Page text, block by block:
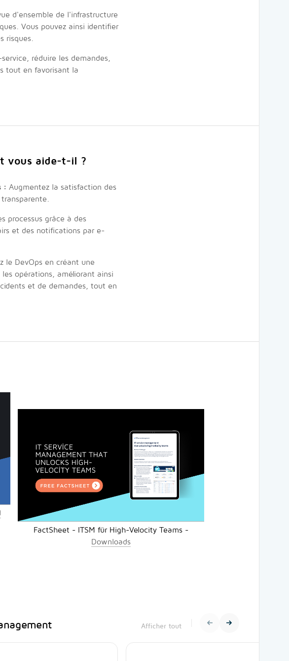
d'ensemble de l'infrastructure
Vous pouvez ainsi identifier
risques.
réduire les demandes,
tout en favorisant la
vous aide-t-il ?
: Augmentez la satisfaction des
processus grâce à des
et des notifications par e-
le DevOps en créant une
opérations, améliorant ainsi
et de demandes, tout en
FactSheet - ITSM für High-Velocity Teams -
Downloads
Afficher tout